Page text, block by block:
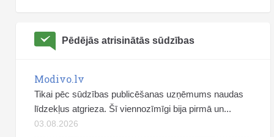
Pēdējās atrisinātās sūdzības
Modivo.lv
Tikai pēc sūdzības publicēšanas uzņēmums naudas
līdzekļus atgrieza. Šī viennozīmīgi bija pirmā un...
03.08.2026